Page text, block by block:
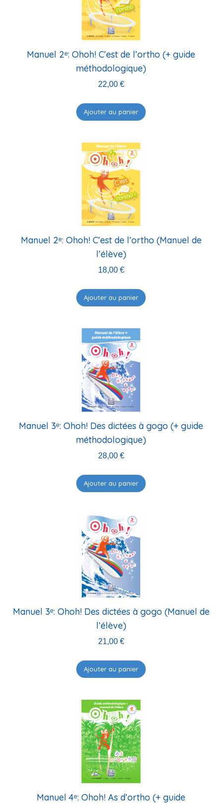
ancien
Manuel 2ᵉ: Ohoh! C’est de l’ortho (+ guide
méthodologique)
22,00 €
Ajouter au panier
Manuel 2ᵉ: Ohoh! C’est de l’ortho (Manuel de
l’élève)
18,00 €
Ajouter au panier
Manuel 3ᵉ: Ohoh! Des dictées à gogo (+ guide
méthodologique)
28,00 €
Ajouter au panier
Manuel 3ᵉ: Ohoh! Des dictées à gogo (Manuel de
l’élève)
21,00 €
Ajouter au panier
Manuel 4ᵉ: Ohoh! As d’ortho (+ guide